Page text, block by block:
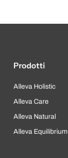
Prodotti
Alleva Holistic
Alleva Care
Alleva Natural
Alleva Equilibrium